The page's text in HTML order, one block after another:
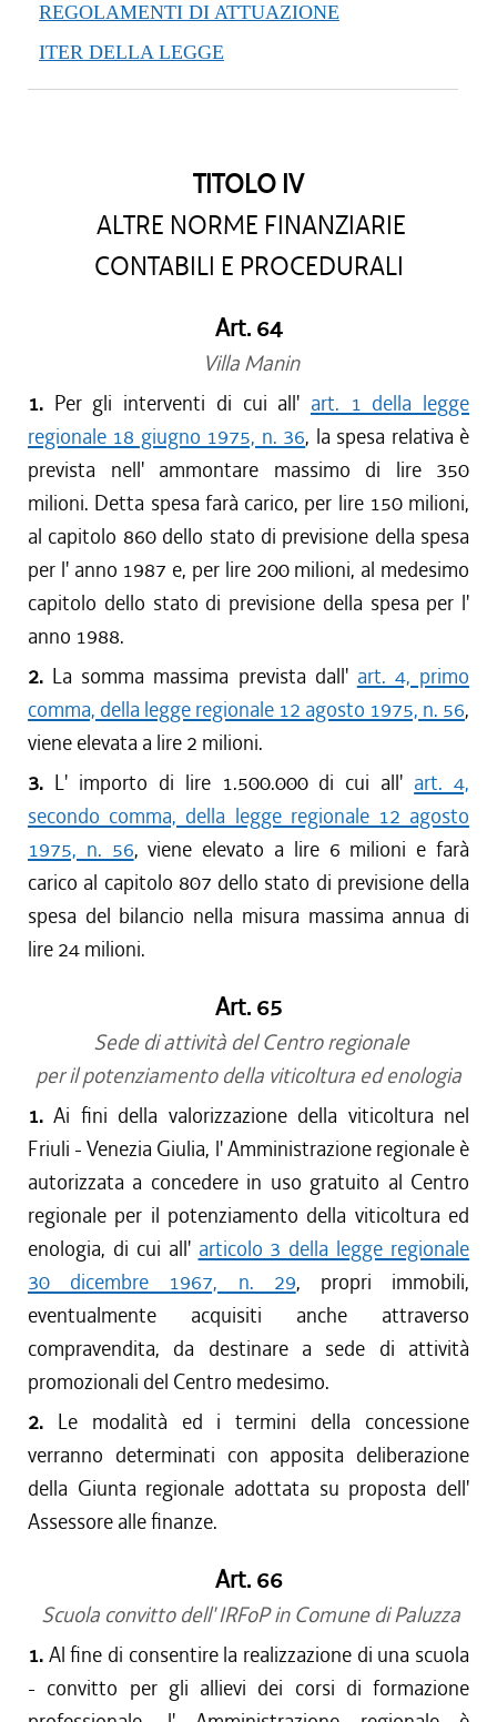
REGOLAMENTI DI ATTUAZIONE
ITER DELLA LEGGE
TITOLO IV
ALTRE NORME FINANZIARIE
CONTABILI E PROCEDURALI
Art. 64
Villa Manin
1. Per gli interventi di cui all' art. 1 della legge
regionale 18 giugno 1975, n. 36, la spesa relativa è
prevista nell' ammontare massimo di lire 350
milioni. Detta spesa farà carico, per lire 150 milioni,
al capitolo 860 dello stato di previsione della spesa
per l' anno 1987 e, per lire 200 milioni, al medesimo
capitolo dello stato di previsione della spesa per l'
anno 1988.
2. La somma massima prevista dall' art. 4, primo
comma, della legge regionale 12 agosto 1975, n. 56,
viene elevata a lire 2 milioni.
3. L' importo di lire 1.500.000 di cui all' art. 4,
secondo comma, della legge regionale 12 agosto
1975, n. 56, viene elevato a lire 6 milioni e farà
carico al capitolo 807 dello stato di previsione della
spesa del bilancio nella misura massima annua di
lire 24 milioni.
Art. 65
Sede di attività del Centro regionale
per il potenziamento della viticoltura ed enologia
1. Ai fini della valorizzazione della viticoltura nel
Friuli - Venezia Giulia, l' Amministrazione regionale è
autorizzata a concedere in uso gratuito al Centro
regionale per il potenziamento della viticoltura ed
enologia, di cui all' articolo 3 della legge regionale
30 dicembre 1967, n. 29, propri immobili,
eventualmente acquisiti anche attraverso
compravendita, da destinare a sede di attività
promozionali del Centro medesimo.
2. Le modalità ed i termini della concessione
verranno determinati con apposita deliberazione
della Giunta regionale adottata su proposta dell'
Assessore alle finanze.
Art. 66
Scuola convitto dell' IRFoP in Comune di Paluzza
1. Al fine di consentire la realizzazione di una scuola
- convitto per gli allievi dei corsi di formazione